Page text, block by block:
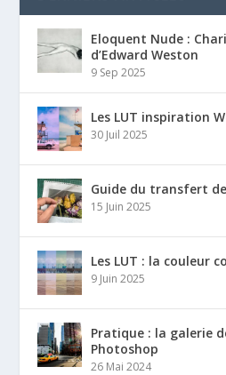
Eloquent Nude :
d’Edward Weston
9 Sep 2025
Les LUT inspiration
30 Juil 2025
Guide du transfert
15 Juin 2025
Les LUT : la couleur
9 Juin 2025
Pratique : la galerie
Photoshop
26 Mai 2024